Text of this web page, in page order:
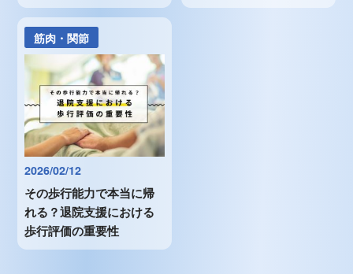
筋肉・関節
2026/02/12
その歩行能力で本当に帰
れる？退院支援における
歩行評価の重要性